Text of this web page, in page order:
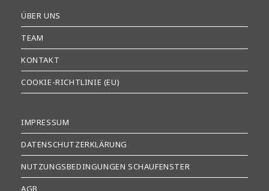
ÜBER UNS
TEAM
KONTAKT
COOKIE-RICHTLINIE (EU)
IMPRESSUM
DATENSCHUTZERKLÄRUNG
NUTZUNGSBEDINGUNGEN SCHAUFENSTER
AGB